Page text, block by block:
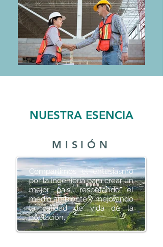
NUESTRA ESENCIA
MISIÓN
Compartimos el entusiasmo
por la ingeniería para crear un
mejor país, respetando el
medio ambiente y mejorando
la calidad de vida de la
población.